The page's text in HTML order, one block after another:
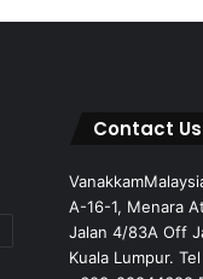
Contact Us
A-16-1, Menara
Jalan 4/83A Off
Kuala Lumpur.